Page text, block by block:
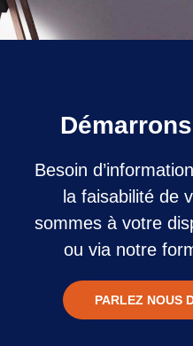
Besoin
la faisabilité de
sommes à votre
ou via notre
PARLEZ NOUS